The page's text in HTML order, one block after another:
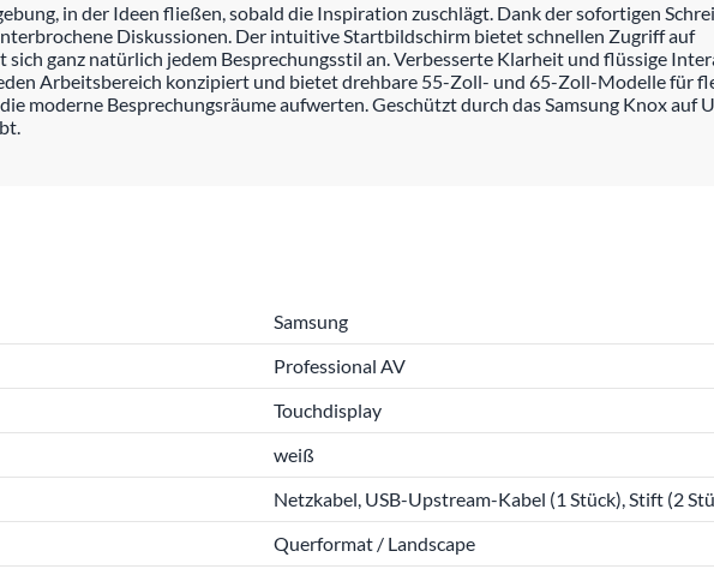
in der Ideen fließen, sobald die Inspiration zuschlägt. Dank der sofortigen
Diskussionen. Der intuitive Startbildschirm bietet schnellen Zugriff auf
sich ganz natürlich jedem Besprechungsstil an. Verbesserte Klarheit und flüssige
Arbeitsbereich konzipiert und bietet drehbare 55-Zoll- und 65-Zoll-Modelle für
moderne Besprechungsräume aufwerten. Geschützt durch das Samsung Knox auf
Samsung
Professional AV
Touchdisplay
weiß
Netzkabel, USB-Upstream-Kabel (1 Stück), Stift (2
Querformat / Landscape